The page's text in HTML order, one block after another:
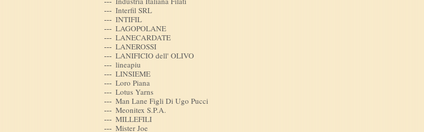
Interfil SRL
INTIFIL
LAGOPOLANE
LANECARDATE
LANEROSSI
LANIFICIO dell' OLIVO
lineapiu
LINSIEME
Loro Piana
Lotus Yarns
Man Lane Figli Di Ugo Pucci
Meonitex S.P.A.
MILLEFILI
Mister Joe